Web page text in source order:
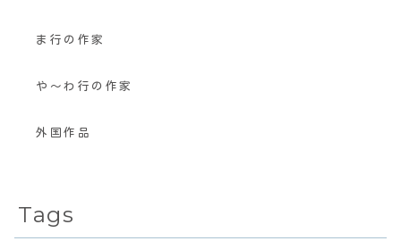
ま行の作家
や〜わ行の作家
外国作品
Tags